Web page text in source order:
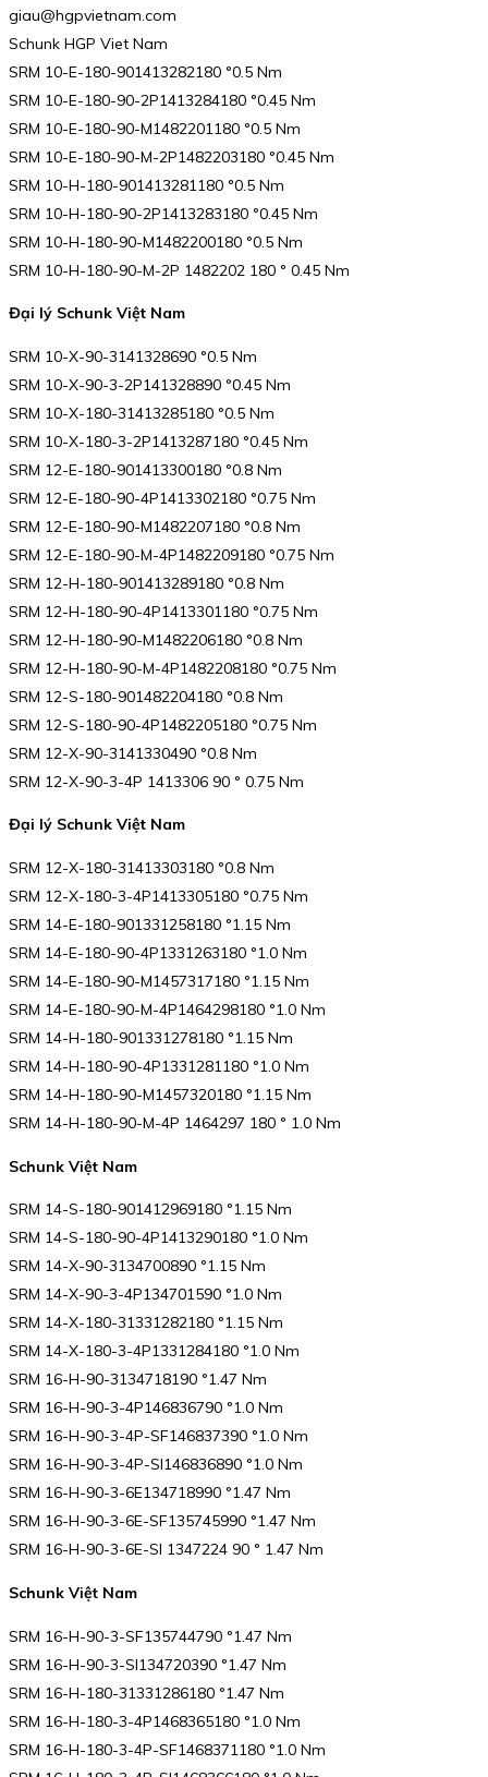
giau@hgpvietnam.com
Schunk HGP Viet Nam
SRM 10-E-180-901413282180 °0.5 Nm
SRM 10-E-180-90-2P1413284180 °0.45 Nm
SRM 10-E-180-90-M1482201180 °0.5 Nm
SRM 10-E-180-90-M-2P1482203180 °0.45 Nm
SRM 10-H-180-901413281180 °0.5 Nm
SRM 10-H-180-90-2P1413283180 °0.45 Nm
SRM 10-H-180-90-M1482200180 °0.5 Nm
SRM 10-H-180-90-M-2P 1482202 180 ° 0.45 Nm
Đại lý Schunk Việt Nam
SRM 10-X-90-3141328690 °0.5 Nm
SRM 10-X-90-3-2P141328890 °0.45 Nm
SRM 10-X-180-31413285180 °0.5 Nm
SRM 10-X-180-3-2P1413287180 °0.45 Nm
SRM 12-E-180-901413300180 °0.8 Nm
SRM 12-E-180-90-4P1413302180 °0.75 Nm
SRM 12-E-180-90-M1482207180 °0.8 Nm
SRM 12-E-180-90-M-4P1482209180 °0.75 Nm
SRM 12-H-180-901413289180 °0.8 Nm
SRM 12-H-180-90-4P1413301180 °0.75 Nm
SRM 12-H-180-90-M1482206180 °0.8 Nm
SRM 12-H-180-90-M-4P1482208180 °0.75 Nm
SRM 12-S-180-901482204180 °0.8 Nm
SRM 12-S-180-90-4P1482205180 °0.75 Nm
SRM 12-X-90-3141330490 °0.8 Nm
SRM 12-X-90-3-4P 1413306 90 ° 0.75 Nm
Đại lý Schunk Việt Nam
SRM 12-X-180-31413303180 °0.8 Nm
SRM 12-X-180-3-4P1413305180 °0.75 Nm
SRM 14-E-180-901331258180 °1.15 Nm
SRM 14-E-180-90-4P1331263180 °1.0 Nm
SRM 14-E-180-90-M1457317180 °1.15 Nm
SRM 14-E-180-90-M-4P1464298180 °1.0 Nm
SRM 14-H-180-901331278180 °1.15 Nm
SRM 14-H-180-90-4P1331281180 °1.0 Nm
SRM 14-H-180-90-M1457320180 °1.15 Nm
SRM 14-H-180-90-M-4P 1464297 180 ° 1.0 Nm
Schunk Việt Nam
SRM 14-S-180-901412969180 °1.15 Nm
SRM 14-S-180-90-4P1413290180 °1.0 Nm
SRM 14-X-90-3134700890 °1.15 Nm
SRM 14-X-90-3-4P134701590 °1.0 Nm
SRM 14-X-180-31331282180 °1.15 Nm
SRM 14-X-180-3-4P1331284180 °1.0 Nm
SRM 16-H-90-3134718190 °1.47 Nm
SRM 16-H-90-3-4P146836790 °1.0 Nm
SRM 16-H-90-3-4P-SF146837390 °1.0 Nm
SRM 16-H-90-3-4P-SI146836890 °1.0 Nm
SRM 16-H-90-3-6E134718990 °1.47 Nm
SRM 16-H-90-3-6E-SF135745990 °1.47 Nm
SRM 16-H-90-3-6E-SI 1347224 90 ° 1.47 Nm
Schunk Việt Nam
SRM 16-H-90-3-SF135744790 °1.47 Nm
SRM 16-H-90-3-SI134720390 °1.47 Nm
SRM 16-H-180-31331286180 °1.47 Nm
SRM 16-H-180-3-4P1468365180 °1.0 Nm
SRM 16-H-180-3-4P-SF1468371180 °1.0 Nm